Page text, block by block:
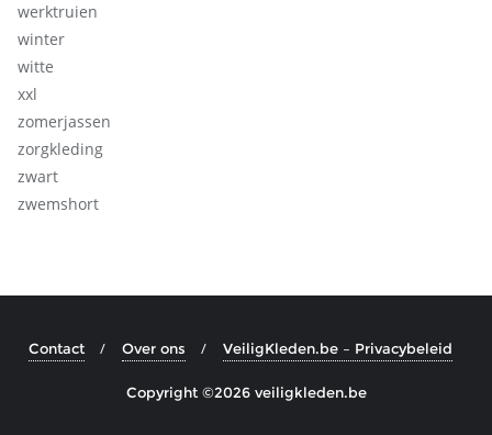
werktruien
winter
witte
xxl
zomerjassen
zorgkleding
zwart
zwemshort
Contact Over ons VeiligKleden.be – Privacybeleid
Copyright ©2026 veiligkleden.be